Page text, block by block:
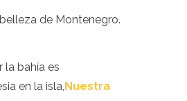
de Montenegro.
la bahía es
en la isla,Nuestra